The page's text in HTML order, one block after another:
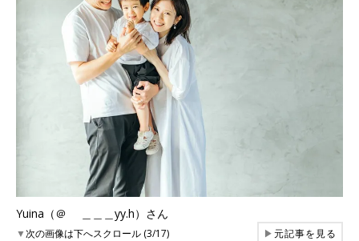
Yuina（＠ ＿＿＿yy.h）さん
▼次の画像は下へスクロール (3/17) ▶元記事を見る